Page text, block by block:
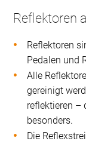
Reflektoren
Reflektoren
Pedalen und
Alle
gereinigt
reflektieren –
besonders.
Die